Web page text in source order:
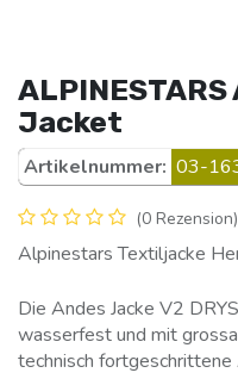
Jacket
Artikelnummer: 03-
(0 Rezension)
Alpinestars Textiljacke
Die Andes Jacke V2
wasserfest und mit
technisch